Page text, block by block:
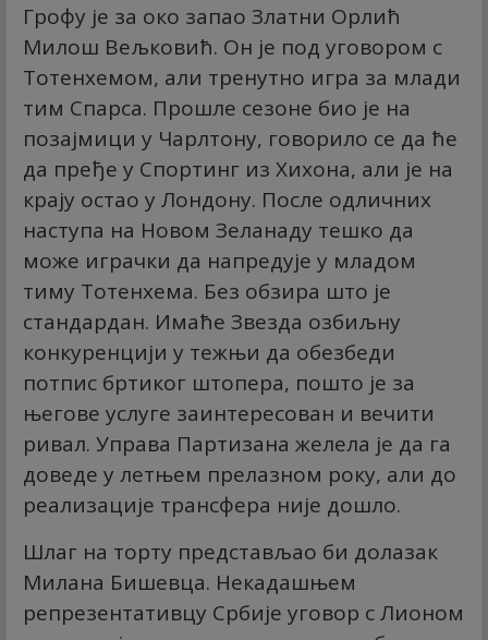
Грофу је за око запао Златни Орлић
Милош Вељковић. Он је под уговором с
Тотенхемом, али тренутно игра за млади
тим Спарса. Прошле сезоне био је на
позајмици у Чарлтону, говорило се да ће
да пређе у Спортинг из Хихона, али је на
крају остао у Лондону. После одличних
наступа на Новом Зеланаду тешко да
може играчки да напредује у младом
тиму Тотенхема. Без обзира што је
стандардан. Имаће Звезда озбиљну
конкуренцији у тежњи да обезбеди
потпис бртиког штопера, пошто је за
његове услуге заинтересован и вечити
ривал. Управа Партизана желела је да га
доведе у летњем прелазном року, али до
реализације трансфера није дошло.
Шлаг на торту представљао би долазак
Милана Бишевца. Некадашњем
репрезентативцу Србије уговор с Лионом